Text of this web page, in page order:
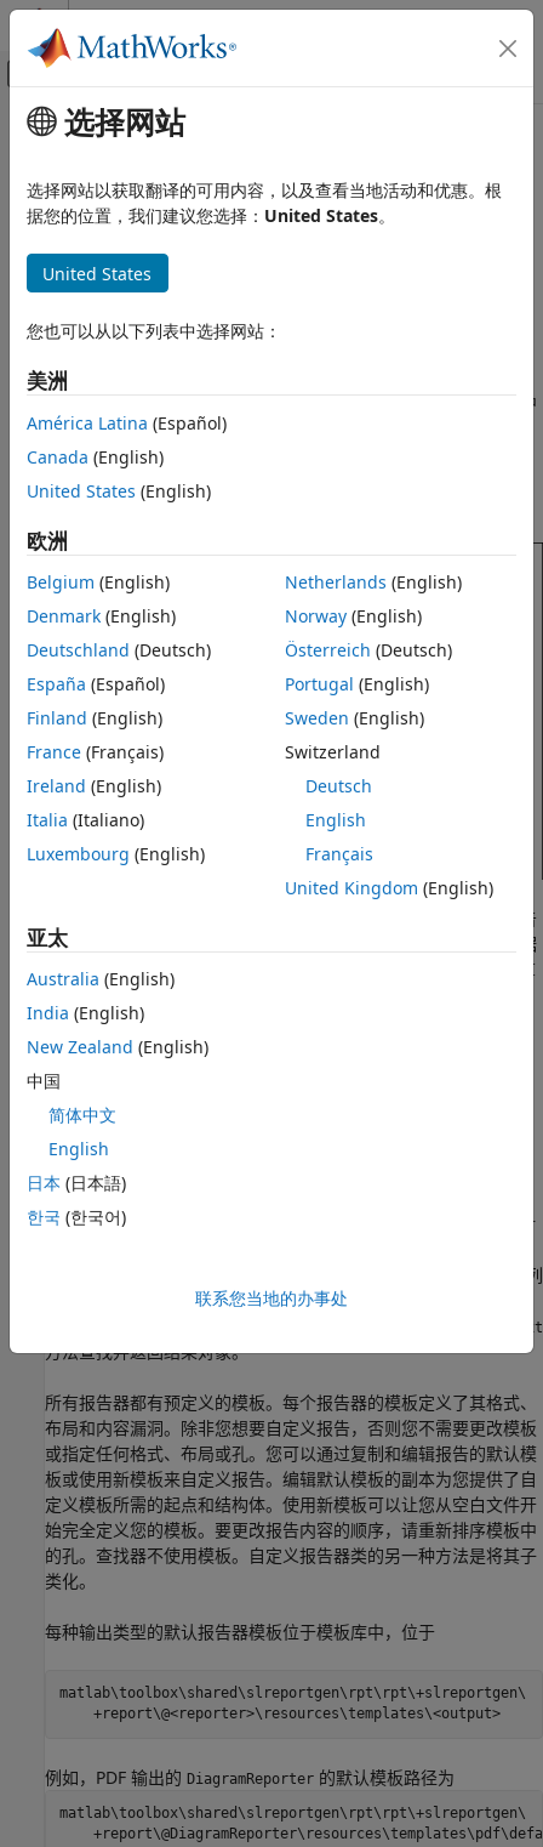
跳到内容
画布外导航菜单切换
文档主页
Simulink Report Generator
为 Simulink 和 Stateflow 元素创建报告生
Simulink 报告 API 类
对不同的模块类型使用特定的查找器和报告器
查找并报告 Stateflow 元素
另请参阅
主要内容
本页采用了机器翻译。点击此处可查看最新英文版本。
为Simulink和Stateflow元素创建
报告生成器
查找器和报告器减少了编写代码查找和报告 Simulink
（例如图和模块）以及 Stateflow
一层。其查找器和报告器基于 Simulink 和 Stateflow 查找基类。
您可以指定用于查找特定元素的容器，例如子系统中的模块或图中
的状态。查找器对象在相应的查找器结果对象数组中返回其结果。
是模型的顶层。
查找器返回的每个结果对象都有一个关联的报告器对象，用于报告
这些结果。报告器对象保存内容并格式化内容，例如属性表和数据
图。您将报告器对象添加到您的报告中。使用 MATLAB
报告 API
报告器定义常见的报告元素。请参阅
息。
所有查找器和报告器均具有以下特点：
默认行为和值
允许覆盖和自定义其输出
所有查找器都有
方法在结果对
方法一次查找并返回一个元素，并用于遍历结果列
方法检查容器是否至少具有一个指定类型的元素。如
next
方法查找并返回结果对象。
所有报告器都有预定义的模板。每个报告器的模板定义了其格式、
布局和内容漏洞。除非您想要自定义报告，否则您不需要更改模板
或指定任何格式、布局或孔。您可以通过复制和编辑报告的默认模
板或使用新模板来自定义报告。编辑默认模板的副本为您提供了自
定义模板所需的起点和结构体。使用新模板可以让您从空白文件开
始完全定义您的模板。要更改报告内容的顺序，请重新排序模板中
的孔。查找器不使用模板。自定义报告器类的另一种方法是将其子
类化。
每种输出类型的默认报告器模板位于模板库中，位于
matlab\toolbox\shared\slreportgen\rpt\rpt\+slreportgen\
    +report\@<reporter>\resources\templates\<output>
例如，PDF 输出的 DiagramReporter 的默认模板路径为
matlab\toolbox\shared\slreportgen\rpt\rpt\+slreportgen\
选择网站
选择网站以获取翻译的可用内容，以及查看当地活动和优惠。根
据您的位置，我们建议您选择： United States。
United States
您也可以从以下列表中选择网站：
美洲
América Latina (Español)
Canada (English)
United States (English)
欧洲
Belgium (English)
Denmark (English)
Deutschland (Deutsch)
España (Español)
Finland (English)
France (Français)
Ireland (English)
Italia (Italiano)
Luxembourg (English)
Netherlands (English)
Norway(English)
Österreich (Deutsch)
Portugal (English)
Sweden (English)
Switzerland
Deutsch
English
Français
United Kingdom (English)
亚太
Australia (English)
India (English)
New Zealand (English)
中国
简体中文
English
日本 (日本語)
한국 (한국어)
联系您当地的办事处